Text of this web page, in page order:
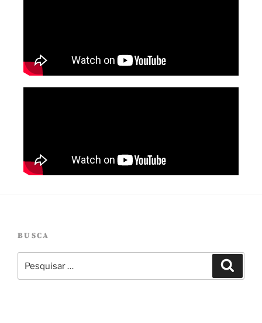
BUSCA